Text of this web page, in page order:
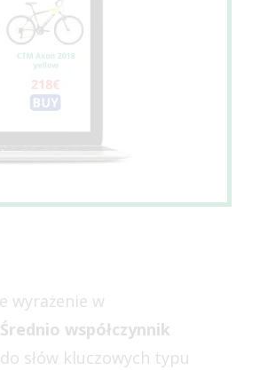
wyrażenie w
Średnio współczynnik
słów kluczowych typu